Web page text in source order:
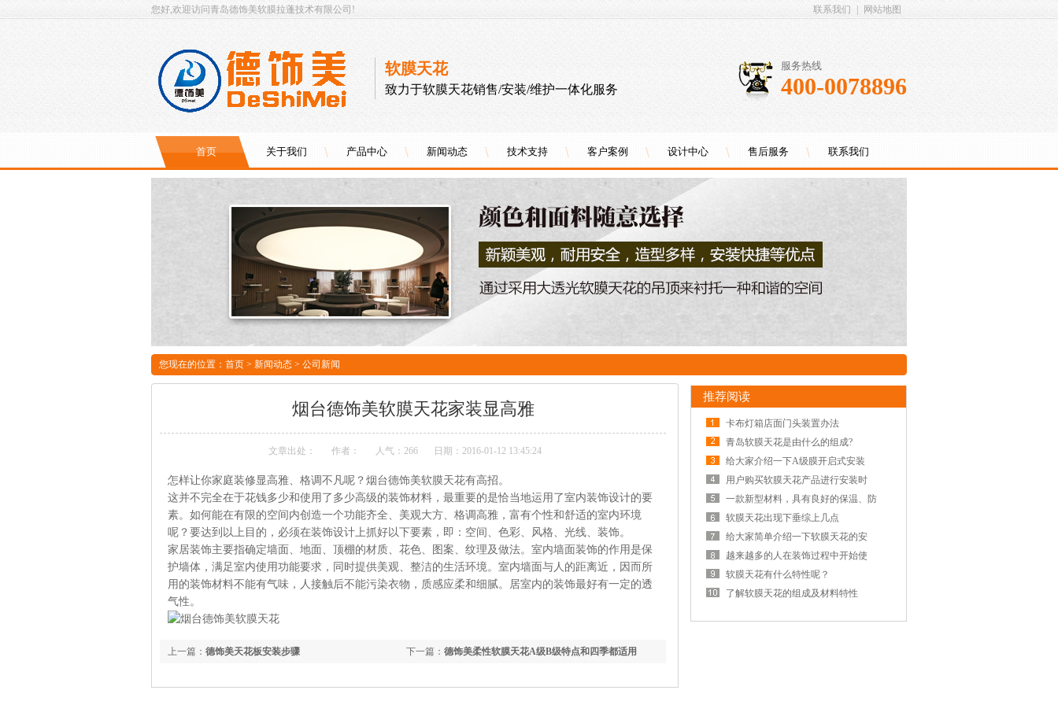
您好,欢迎访问青岛德饰美软膜拉蓬技术有限公司! 联系我们 网站地图
软膜天花
致力于软膜天花销售/安装/维护一体化服务
服务热线
400-0078896
首页 关于我们 产品中心 新闻动态 技术支持 客户案例 设计中心 售后服务 联系我们
您现在的位置： 首页 > 新闻动态 > 公司新闻
烟台德饰美软膜天花家装显高雅
文章出处： 作者： 人气： 266 日期：2016-01-12 13:45:24
怎样让你家庭装修显高雅、格调不凡呢？烟台德饰美软膜天花有高招。
这并不完全在于花钱多少和使用了多少高级的装饰材料，最重要的是恰当地运用了室内装饰设计的要
素。如何能在有限的空间内创造一个功能齐全、美观大方、格调高雅，富有个性和舒适的室内环境
呢？要达到以上目的，必须在装饰设计上抓好以下要素，即：空间、色彩、风格、光线、装饰。
家居装饰主要指确定墙面、地面、顶棚的材质、花色、图案、纹理及做法。室内墙面装饰的作用是保
护墙体，满足室内使用功能要求，同时提供美观、整洁的生活环境。室内墙面与人的距离近，因而所
用的装饰材料不能有气味，人接触后不能污染衣物，质感应柔和细腻。居室内的装饰最好有一定的透
气性。
下一篇： 德饰美柔性软膜天花A级B级特点和四季都适用
上一篇： 德饰美天花板安装步骤
推荐阅读
卡布灯箱店面门头装置办法
青岛软膜天花是由什么的组成?
给大家介绍一下A级膜开启式安装
用户购买软膜天花产品进行安装时
一款新型材料，具有良好的保温、防
软膜天花出现下垂综上几点
给大家简单介绍一下软膜天花的安
越来越多的人在装饰过程中开始使
软膜天花有什么特性呢？
了解软膜天花的组成及材料特性